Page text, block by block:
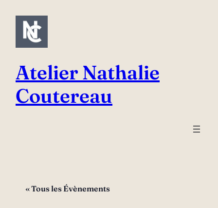
Atelier Nathalie
Coutereau
« Tous les Évènements